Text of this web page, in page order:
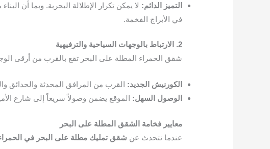
التميز الدائم: لا يمكن تكرار الإطلالة البحرية. وبما أن
في الأبراج الفخمة.
2. الارتباط بالوجهات السياحية والترفيهية
شقق الحمراء المطلة على البحر تقع بالقرب من أرقى
الكورنيش الجديد: القرب من المرافق المحدثة والحدائق
الوصول السهل: الموقع يضمن وصولاً سريعاً إلى شارع
معايير فخامة الشقق المطلة على البحر
عندما نتحدث عن شقق تمليك مطلة على البحر في